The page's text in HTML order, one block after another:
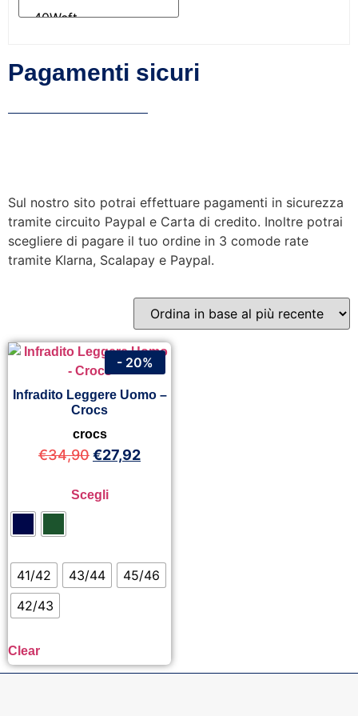
Pagamenti sicuri
Sul nostro sito potrai effettuare pagamenti in sicurezza
tramite circuito Paypal e Carta di credito. Inoltre potrai
scegliere di pagare il tuo ordine in 3 comode rate
tramite Klarna, Scalapay e Paypal.
Infradito Leggere Uomo –
Crocs
crocs
€34,90€27,92
Scegli
41/42 43/44
45/46
42/43
Clear
- 20%